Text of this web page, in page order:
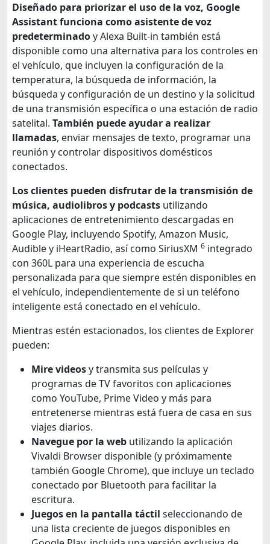
Diseñado para priorizar el uso de la voz, Google
Assistant funciona como asistente de voz
predeterminadoy Alexa Built-in también está
disponible como una alternativa para los controles en
el vehículo, que incluyen la configuración de la
temperatura, la búsqueda de información, la
búsqueda y configuración de un destino y la solicitud
de una transmisión específica o una estación de radio
satelital. También puede ayudar a realizar
llamadas, enviar mensajes de texto, programar una
reunión y controlar dispositivos domésticos
conectados.
Los clientes pueden disfrutar de la transmisión de
música, audiolibros y podcasts utilizando
aplicaciones de entretenimiento descargadas en
Google Play, incluyendo Spotify, Amazon Music,
Audible y iHeartRadio, así como SiriusXM 6 integrado
con 360L para una experiencia de escucha
personalizada para que siempre estén disponibles en
el vehículo, independientemente de si un teléfono
inteligente está conectado en el vehículo.
Mientras estén estacionados, los clientes de Explorer
pueden:
Mire videosy transmita sus películas y
programas de TV favoritos con aplicaciones
como YouTube, Prime Video y más para
entretenerse mientras está fuera de casa en sus
viajes diarios.
Navegue por la web utilizando la aplicación
Vivaldi Browser disponible (y próximamente
también Google Chrome), que incluye un teclado
conectado por Bluetooth para facilitar la
escritura.
Juegos en la pantalla táctil seleccionando de
una lista creciente de juegos disponibles en